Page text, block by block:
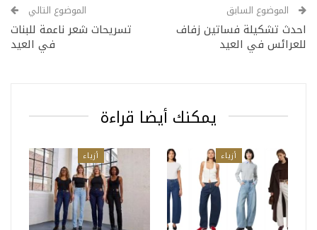
الموضوع السابق
احدث تشكيلة فساتين زفاف
للعرائس في العيد
الموضوع التالي
تسريحات شعر ناعمة للبنات
في العيد
يمكنك أيضا قراءة
أزياء أزياء